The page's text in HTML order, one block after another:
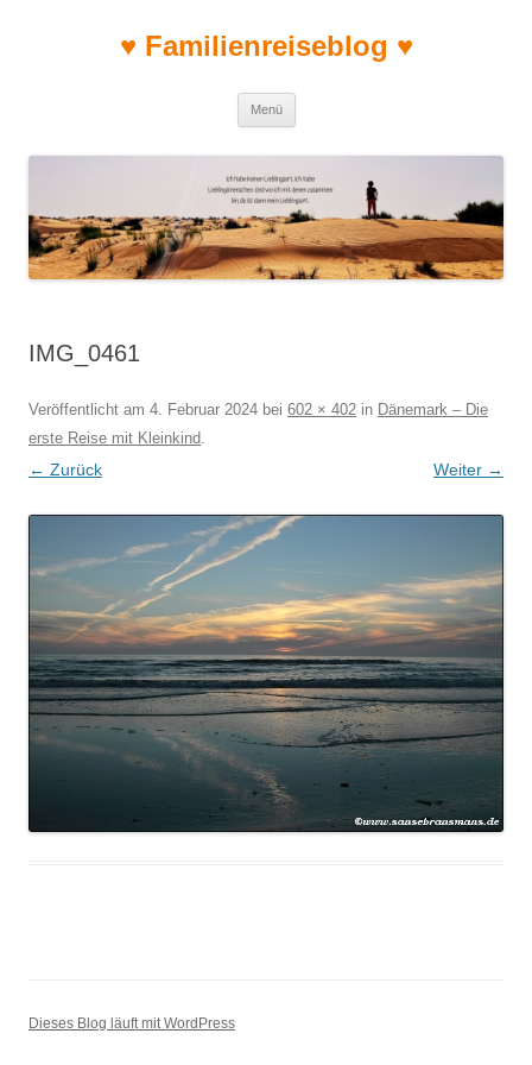
♥ Familienreiseblog ♥
Menü
IMG_0461
Veröffentlicht am 4. Februar 2024 bei 602 × 402 in Dänemark – Die
erste Reise mit Kleinkind.
← Zurück Weiter →
Dieses Blog läuft mit WordPress